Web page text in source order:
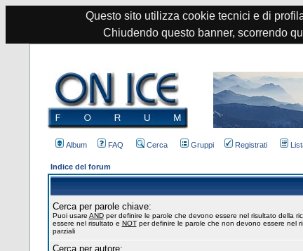
Questo sito utilizza cookie tecnici e di
Chiudendo questo banner, scorrendo
Album FAQ Cerca Gruppi Registrati
Indice del forum
Cerca per parole chiave:
Puoi usare ANDper definire le parole che devono essere nel risultato della
essere nel risultato e NOTper definire le parole che non devono essere nel
parziali
Cerca per autore: